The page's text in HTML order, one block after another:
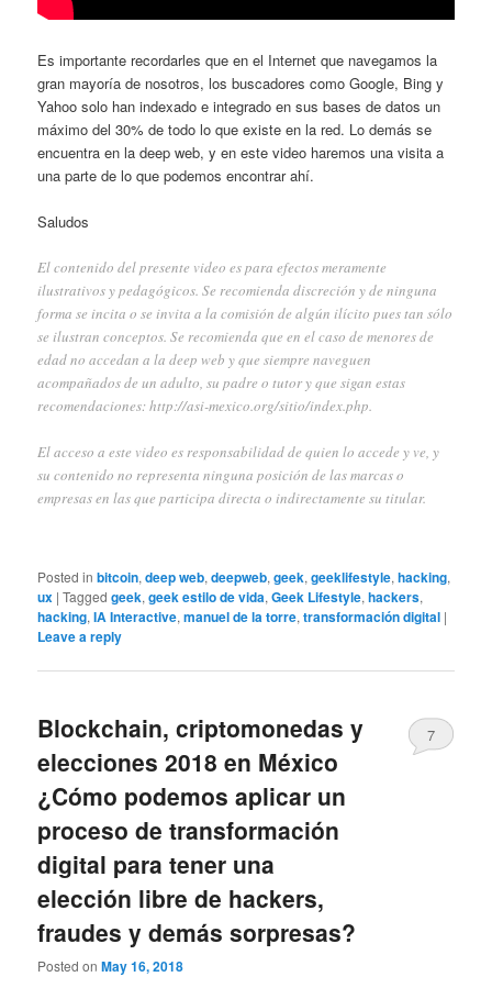
Es importante recordarles que en el Internet que navegamos la
gran mayoría de nosotros, los buscadores como Google, Bing y
Yahoo solo han indexado e integrado en sus bases de datos un
máximo del 30% de todo lo que existe en la red. Lo demás se
encuentra en la deep web, y en este video haremos una visita a
una parte de lo que podemos encontrar ahí.
Saludos
El contenido del presente video es para efectos meramente
ilustrativos y pedagógicos. Se recomienda discreción y de ninguna
forma se incita o se invita a la comisión de algún ilícito pues tan sólo
se ilustran conceptos. Se recomienda que en el caso de menores de
edad no accedan a la deep web y que siempre naveguen
acompañados de un adulto, su padre o tutor y que sigan estas
recomendaciones:http://asi-mexico.org/sitio/index.php.
El acceso a este video es responsabilidad de quien lo accede y ve, y
su contenido no representa ninguna posición de las marcas o
empresas en las que participa directa o indirectamente su titular.
Posted in bitcoin,deep web,deepweb,geek,geeklifestyle,hacking,
ux |Tagged geek,geek estilo de vida,Geek Lifestyle,hackers,
hacking,IA Interactive,manuel de la torre,transformación digital |
Leave a reply
Blockchain, criptomonedas y
elecciones 2018 en México
¿Cómo podemos aplicar un
proceso de transformación
digital para tener una
elección libre de hackers,
fraudes y demás sorpresas?
Posted onMay 16, 2018
7